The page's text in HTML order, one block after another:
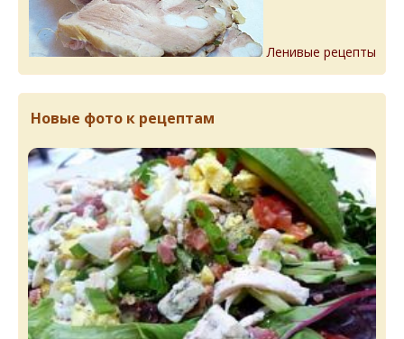
Ленивые рецепты
Новые фото к рецептам